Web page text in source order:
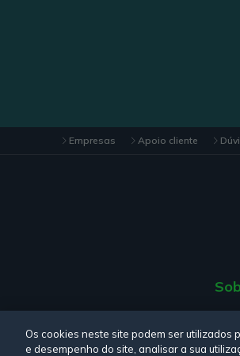
Empresas Apoio cliente
Os cookies neste site podem ser utilizados
e desempenho do site, analisar a sua